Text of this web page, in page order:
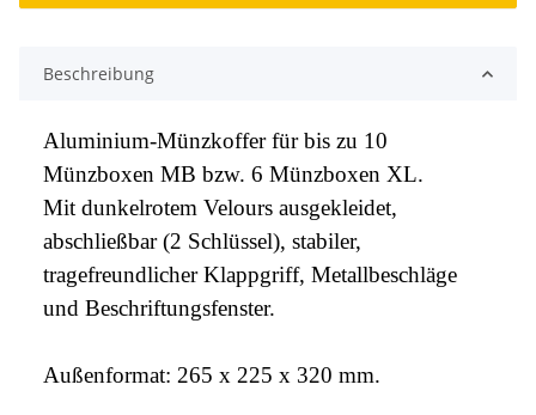
Beschreibung
Aluminium-Münzkoffer für bis zu 10
Münzboxen MB bzw. 6 Münzboxen XL.
Mit dunkelrotem Velours ausgekleidet,
abschließbar (2 Schlüssel), stabiler,
tragefreundlicher Klappgriff, Metallbeschläge
und Beschriftungsfenster.
Außenformat: 265 x 225 x 320 mm.